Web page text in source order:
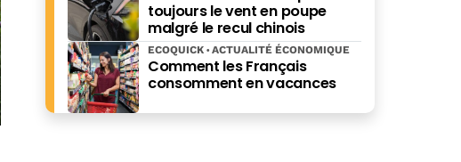
toujours le vent en poupe
malgré le recul chinois
Comment les Français
consomment en vacances
ECOQUICK ACTUALITÉ ÉCONOMIQUE